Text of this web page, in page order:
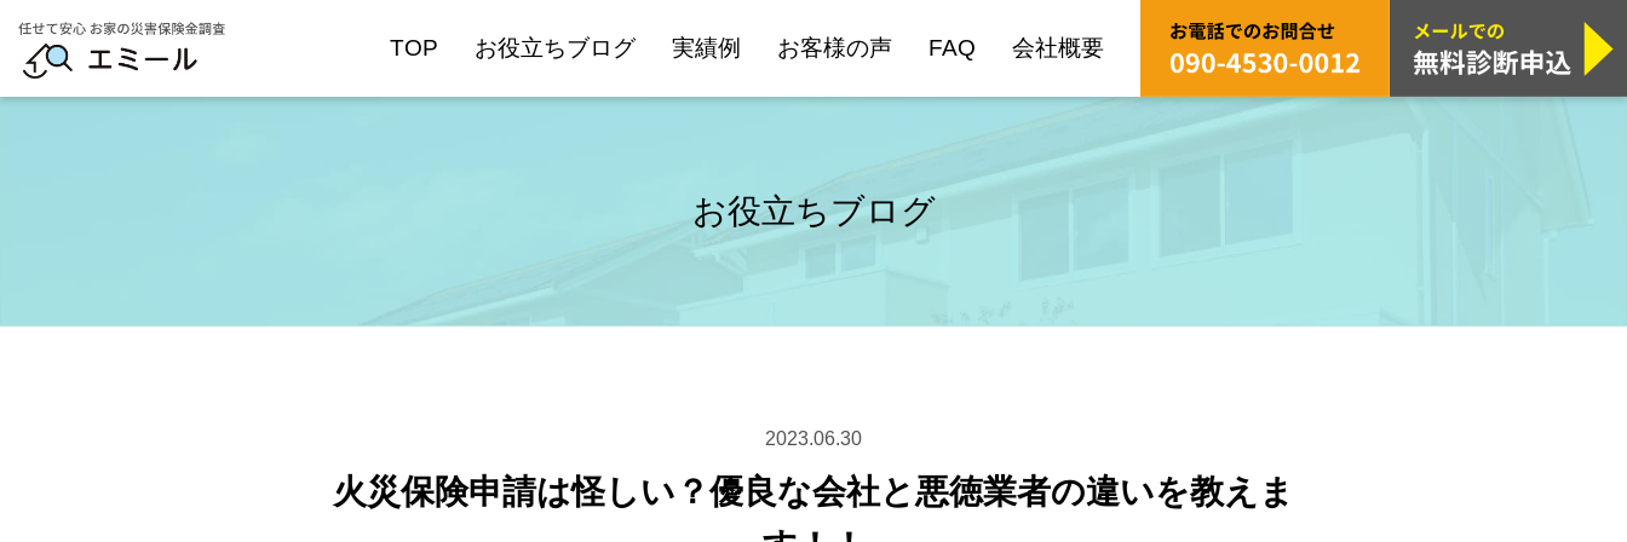
TOP お役立ちブログ 実績例 お客様の声 FAQ 会社概要
お役立ちブログ
2023.06.30
火災保険申請は怪しい？優良な会社と悪徳業者の違いを教えま